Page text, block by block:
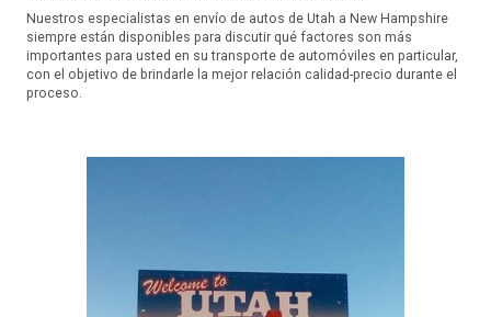
Nuestros especialistas en envío de autos de Utah a New Hampshire
siempre están disponibles para discutir qué factores son más
importantes para usted en su transporte de automóviles en particular,
con el objetivo de brindarle la mejor relación calidad-precio durante el
proceso.